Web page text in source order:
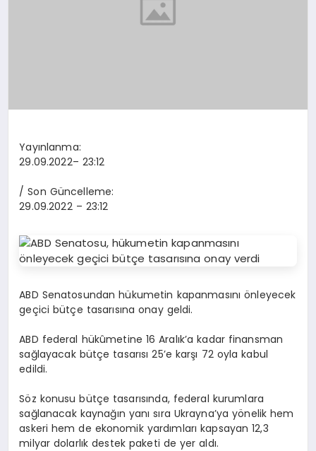
Yayınlanma:
29.09.2022– 23:12
/ Son Güncelleme:
29.09.2022– 23:12
ABD Senatosundan hükumetin kapanmasını önleyecek
geçici bütçe tasarısına onay geldi.
ABD federal hükûmetine 16 Aralık’a kadar finansman
sağlayacak bütçe tasarısı 25’e karşı 72 oyla kabul
edildi.
Söz konusu bütçe tasarısında, federal kurumlara
sağlanacak kaynağın yanı sıra Ukrayna’ya yönelik hem
askeri hem de ekonomik yardımları kapsayan 12,3
milyar dolarlık destek paketi de yer aldı.